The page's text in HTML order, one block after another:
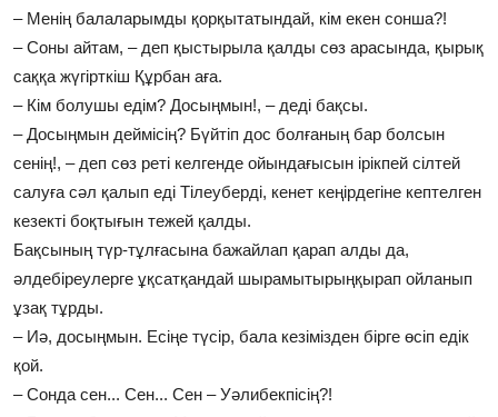
– Менің балаларымды қорқытатындай, кім екен сонша?!
– Соны айтам, – деп қыстырыла қалды сөз арасында, қырық
саққа жүгірткіш Құрбан аға.
– Кім болушы едім? Досыңмын!, – деді бақсы.
– Досыңмын деймісің? Бүйтіп дос болғаның бар болсын
сенің!, – деп сөз реті келгенде ойындағысын ірікпей сілтей
салуға сәл қалып еді Тілеуберді, кенет кеңірдегіне кептелген
кезекті боқтығын тежей қалды.
Бақсының түр-тұлғасына бажайлап қарап алды да,
әлдебіреулерге ұқсатқандай шырамытырыңқырап ойланып
ұзақ тұрды.
– Иә, досыңмын. Есіңе түсір, бала кезімізден бірге өсіп едік
қой.
– Сонда сен... Сен... Сен – Уәлибекпісің?!